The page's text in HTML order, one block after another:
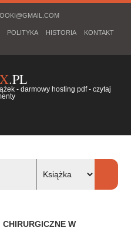
POLITYKA HISTORIA KONTAKT
X.PL
- darmowy hosting pdf - czytaj
W